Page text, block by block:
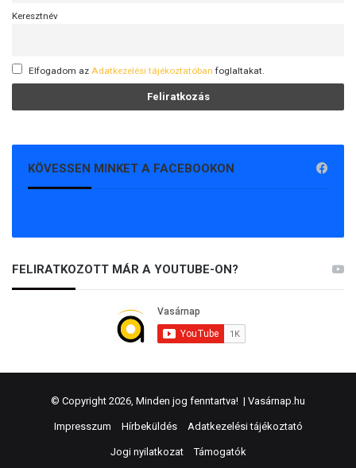
Keresztnév
Elfogadom az Adatkezelési tájékoztatóban foglaltakat.
KÖVESSEN MINKET A FACEBOOKON
FELIRATKOZOTT MÁR A YOUTUBE-ON?
© Copyright 2026, Minden jog fenntartva! | Vasárnap.hu
Impresszum Hírbeküldés Adatkezelési tájékoztató
Jogi nyilatkozat Támogatók